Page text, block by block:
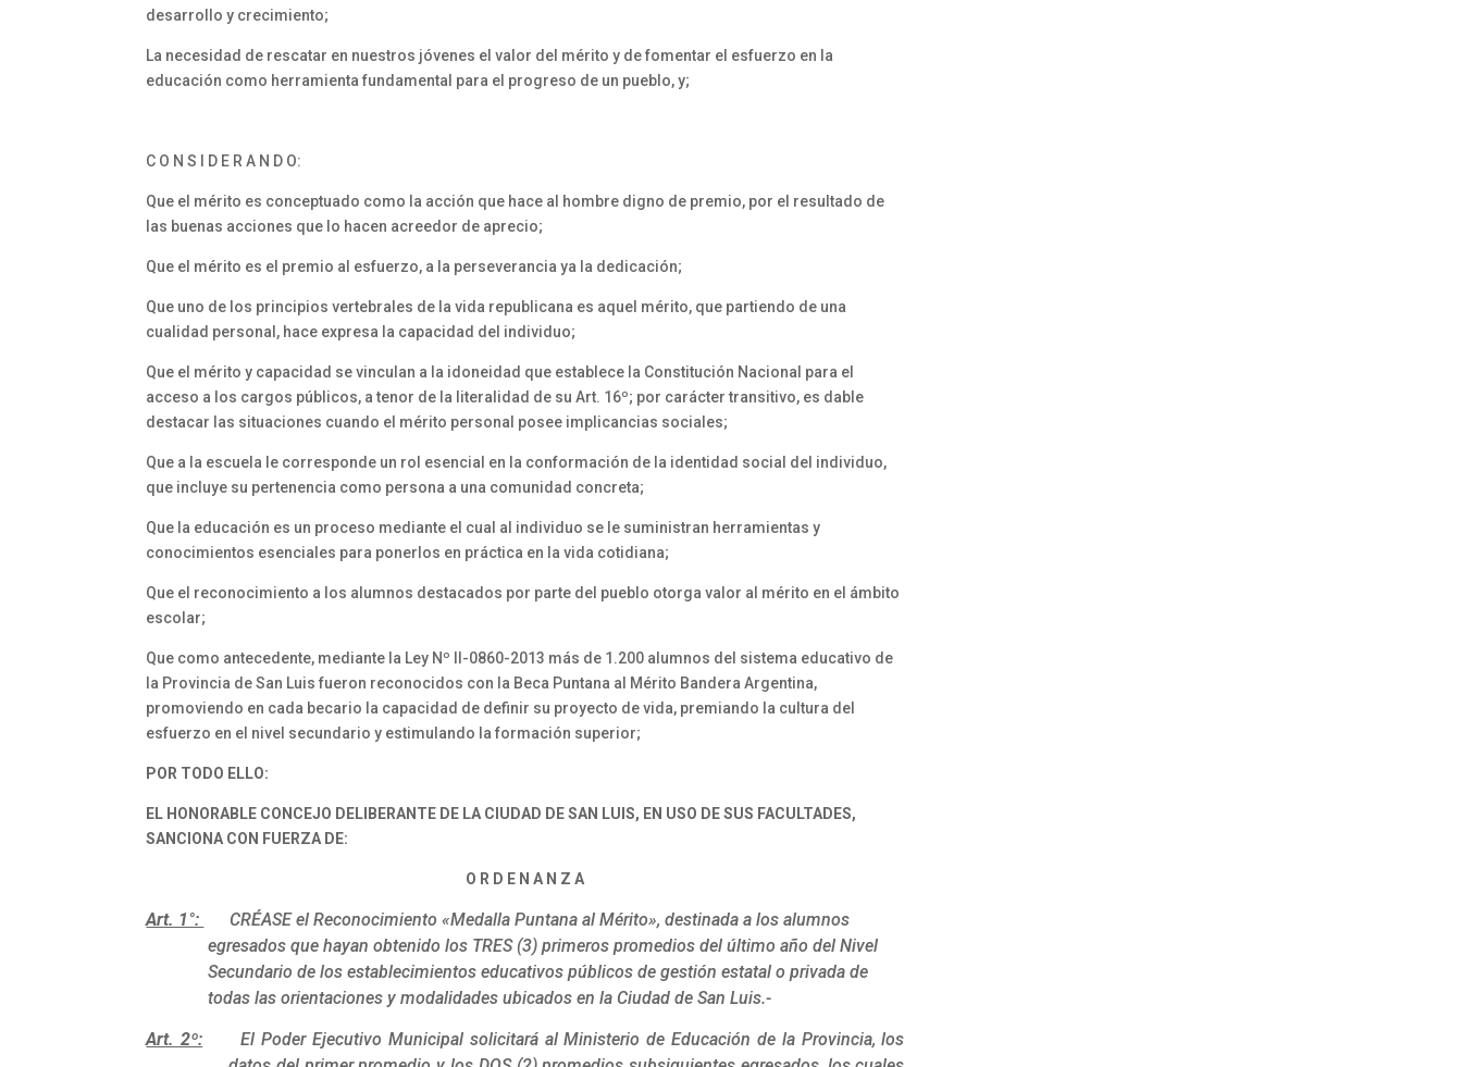
desarrollo y crecimiento;
La necesidad de rescatar en nuestros jóvenes el valor del mérito y de fomentar el esfuerzo en la
educación como herramienta fundamental para el progreso de un pueblo, y;
C O N S I D E R A N D O:
Que el mérito es conceptuado como la acción que hace al hombre digno de premio, por el resultado de
las buenas acciones que lo hacen acreedor de aprecio;
Que el mérito es el premio al esfuerzo, a la perseverancia ya la dedicación;
Que uno de los principios vertebrales de la vida republicana es aquel mérito, que partiendo de una
cualidad personal, hace expresa la capacidad del individuo;
Que el mérito y capacidad se vinculan a la idoneidad que establece la Constitución Nacional para el
acceso a los cargos públicos, a tenor de la literalidad de su Art. 16º; por carácter transitivo, es dable
destacar las situaciones cuando el mérito personal posee implicancias sociales;
Que a la escuela le corresponde un rol esencial en la conformación de la identidad social del individuo,
que incluye su pertenencia como persona a una comunidad concreta;
Que la educación es un proceso mediante el cual al individuo se le suministran herramientas y
conocimientos esenciales para ponerlos en práctica en la vida cotidiana;
Que el reconocimiento a los alumnos destacados por parte del pueblo otorga valor al mérito en el ámbito
escolar;
Que como antecedente, mediante la Ley Nº II-0860-2013 más de 1.200 alumnos del sistema educativo de
la Provincia de San Luis fueron reconocidos con la Beca Puntana al Mérito Bandera Argentina,
promoviendo en cada becario la capacidad de definir su proyecto de vida, premiando la cultura del
esfuerzo en el nivel secundario y estimulando la formación superior;
POR TODO ELLO:
EL HONORABLE CONCEJO DELIBERANTE DE LA CIUDAD DE SAN LUIS, EN USO DE SUS FACULTADES,
SANCIONA CON FUERZA DE:
O R D E N A N Z A
Art. 1°:
CRÉASE el Reconocimiento «Medalla Puntana al Mérito», destinada a los alumnos
egresados que hayan obtenido los TRES (3) primeros promedios del último año del Nivel
Secundario de los establecimientos educativos públicos de gestión estatal o privada de
todas las orientaciones y modalidades ubicados en la Ciudad de San Luis.-
Art. 2º:
El Poder Ejecutivo Municipal solicitará al Ministerio de Educación de la Provincia, los